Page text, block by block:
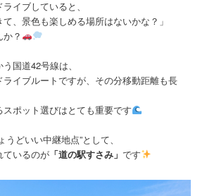
イブしていると、
、景色も楽しめる場所はないかな？」
？
国道42号線は、
イブルートですが、その分移動距離も長
ポット選びはとても重要です
どいい中継地点”として、
ているのが 「道の駅すさみ」です